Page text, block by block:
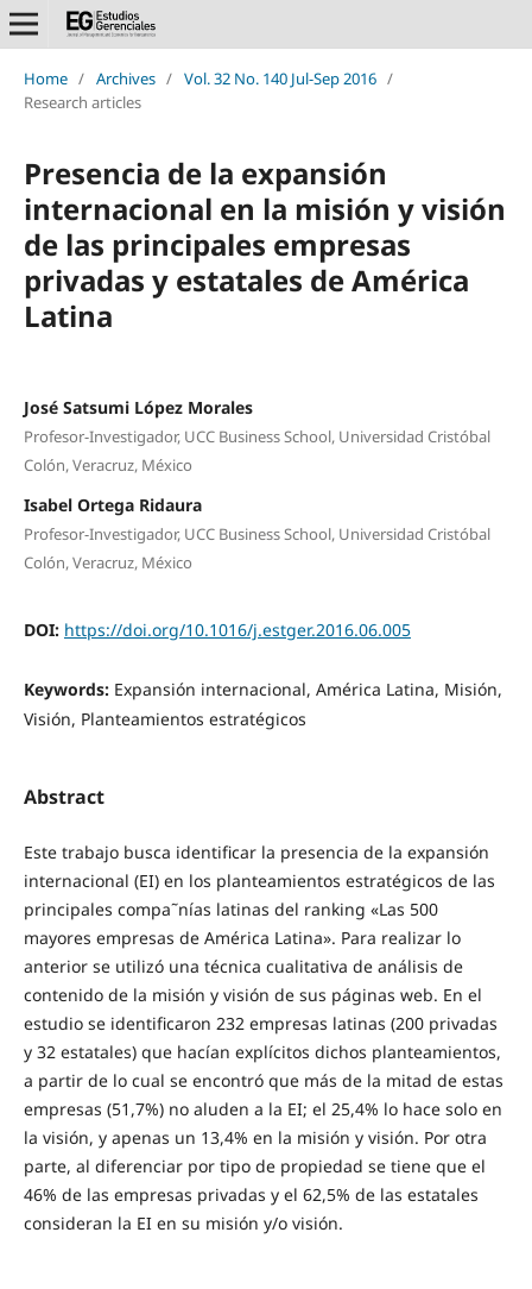
Home / Archives / Vol. 32 No. 140 Jul-Sep 2016 /
Research articles
Presencia de la expansión
internacional en la misión y visión
de las principales empresas
privadas y estatales de América
Latina
José Satsumi López Morales
Profesor-Investigador, UCC Business School, Universidad Cristóbal
Colón, Veracruz, México
Isabel Ortega Ridaura
Profesor-Investigador, UCC Business School, Universidad Cristóbal
Colón, Veracruz, México
DOI: https://doi.org/10.1016/j.estger.2016.06.005
Keywords: Expansión internacional, América Latina, Misión,
Visión, Planteamientos estratégicos
Abstract
Este trabajo busca identificar la presencia de la expansión
internacional (EI) en los planteamientos estratégicos de las
principales compa˜nías latinas del ranking «Las 500
mayores empresas de América Latina». Para realizar lo
anterior se utilizó una técnica cualitativa de análisis de
contenido de la misión y visión de sus páginas web. En el
estudio se identificaron 232 empresas latinas (200 privadas
y 32 estatales) que hacían explícitos dichos planteamientos,
a partir de lo cual se encontró que más de la mitad de estas
empresas (51,7%) no aluden a la EI; el 25,4% lo hace solo en
la visión, y apenas un 13,4% en la misión y visión. Por otra
parte, al diferenciar por tipo de propiedad se tiene que el
46% de las empresas privadas y el 62,5% de las estatales
consideran la EI en su misión y/o visión.